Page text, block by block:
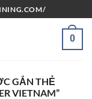
0
GẮN THẺ
VIETNAM”